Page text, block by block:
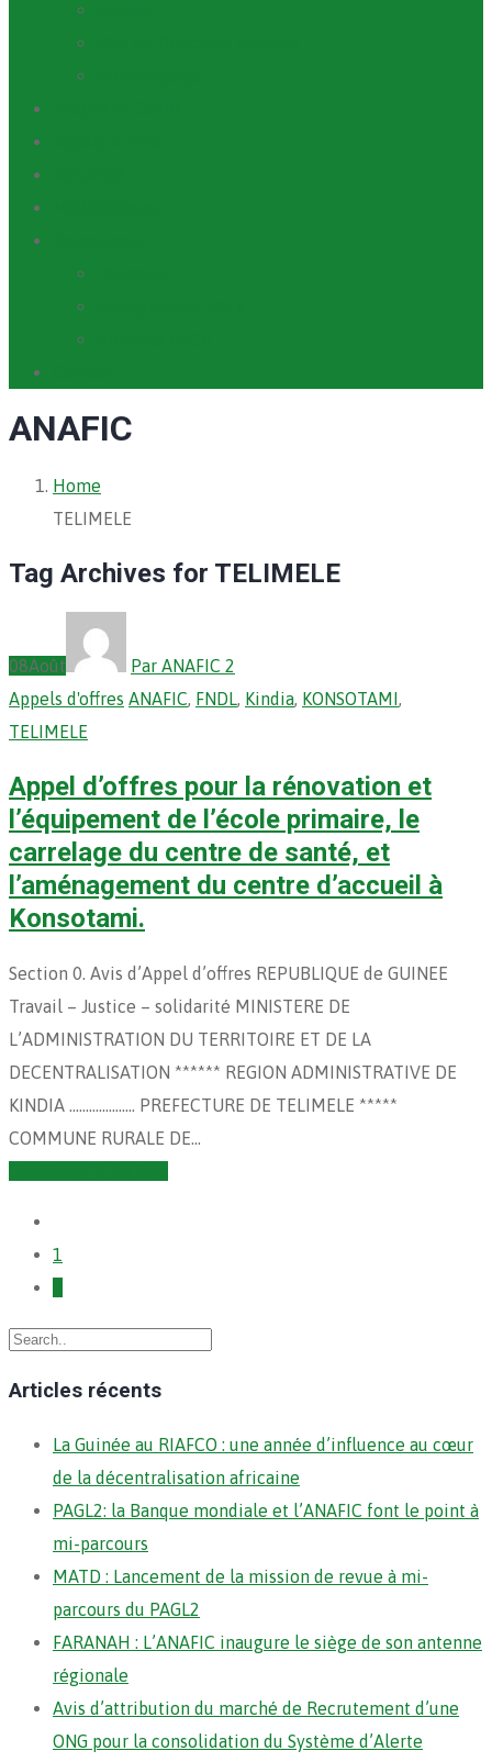
ANAFIC
Home
TELIMELE
Tag Archives for TELIMELE
08Août
Par ANAFIC 2
Appels d'offres ANAFIC, FNDL, Kindia, KONSOTAMI,
TELIMELE
Appel d’offres pour la rénovation et
l’équipement de l’école primaire, le
carrelage du centre de santé, et
l’aménagement du centre d’accueil à
Konsotami.
Section 0. Avis d’Appel d’offres REPUBLIQUE de GUINEE
Travail – Justice – solidarité MINISTERE DE
L’ADMINISTRATION DU TERRITOIRE ET DE LA
DECENTRALISATION ****** REGION ADMINISTRATIVE DE
KINDIA ……………….. PREFECTURE DE TELIMELE *****
COMMUNE RURALE DE…
1
Articles récents
La Guinée au RIAFCO : une année d’influence au cœur
de la décentralisation africaine
PAGL2: la Banque mondiale et l’ANAFIC font le point à
mi-parcours
MATD : Lancement de la mission de revue à mi-
parcours du PAGL2
FARANAH : L’ANAFIC inaugure le siège de son antenne
régionale
Avis d’attribution du marché de Recrutement d’une
ONG pour la consolidation du Système d’Alerte